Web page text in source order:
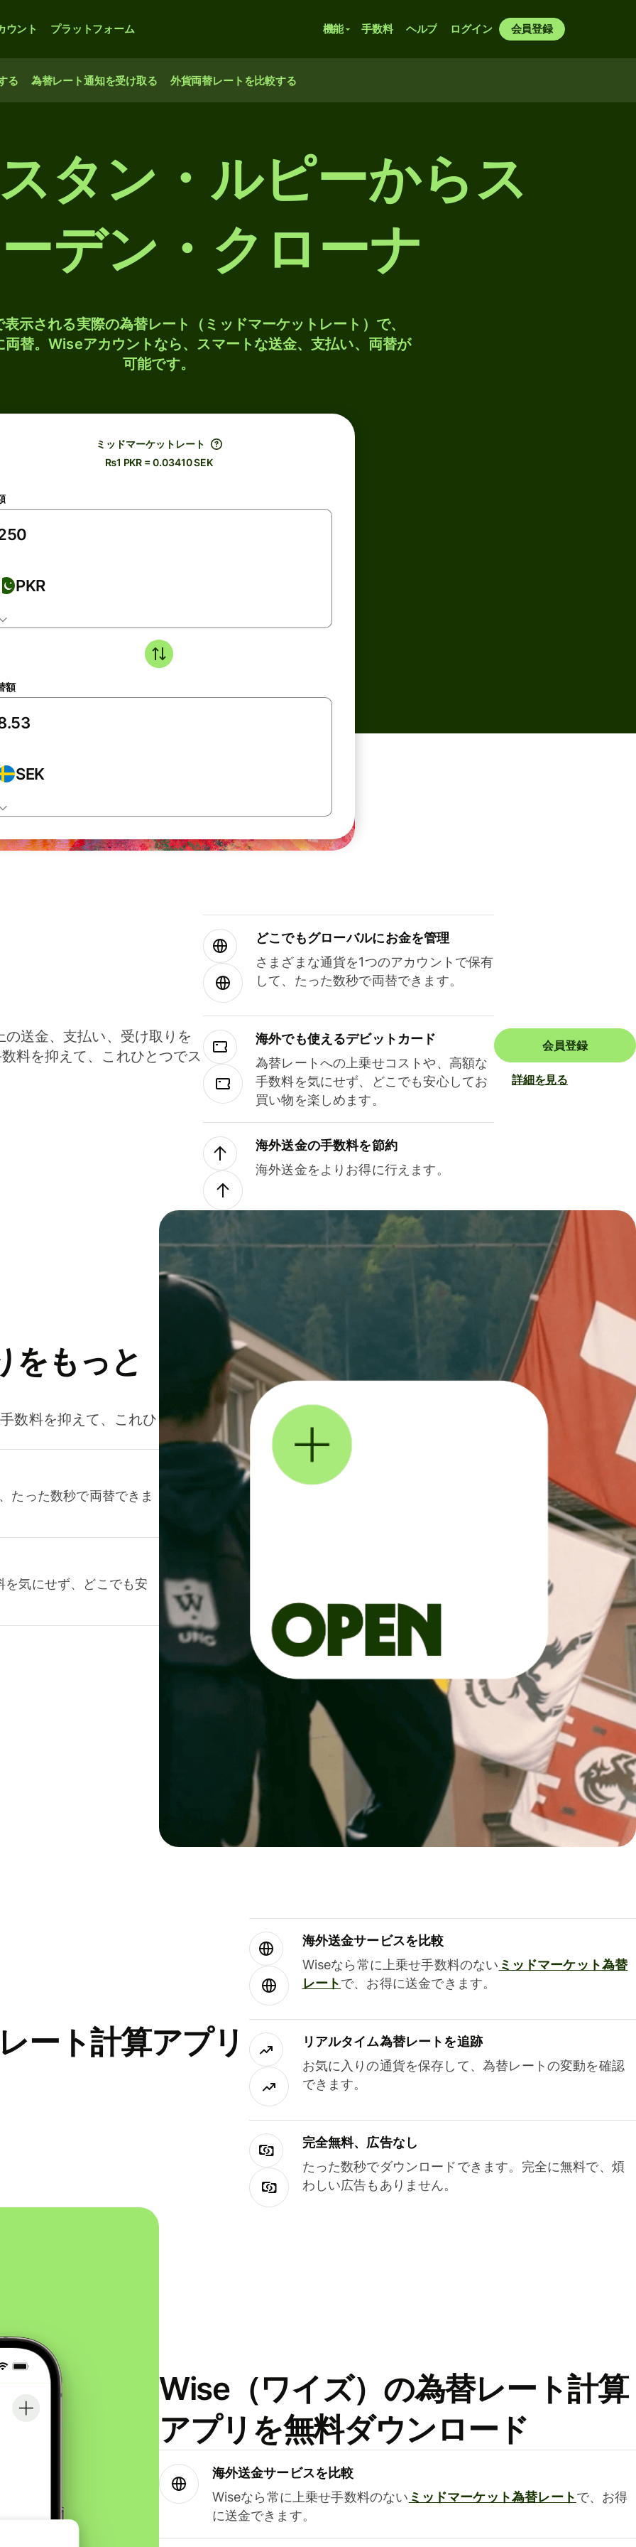
ウント プラットフォーム 機能 手数料 ヘルプ ログイン 会員登録
る 為替レート通知を受け取る 外貨両替レートを比較する
タン・ルピーからス
デン・クローナ
示される実際の為替レート（ミッドマーケットレート）で、
両替。Wiseアカウントなら、スマートな送金、支払い、両替が
可能です。
ミッドマーケットレート
₨1 PKR = 0.03410 SEK
PKR
額
SEK
送金、支払い、受け取りを
料を抑えて、これひとつでス
どこでもグ⁠ロ⁠ー⁠バ⁠ルにお金を管理
さまざまな通貨を1つのアカウントで保有
して、たった数秒で両替できます。
海外でも使えるデビットカード
為替レートへの上乗せコストや、高額な
手数料を気にせず、どこでも安心してお
買い物を楽しめます。
海外送金の手数料を節約
海外送金をよりお得に行えます。
会員登録
詳細を見る
をもっと
数料を抑えて、これひ
たった数秒で両替できま
気にせず、どこでも安
ート計算アプリ
海外送金サービスを比較
Wiseなら常に上乗せ手数料のない ミッドマーケット為替
レートで、お得に送金できます。
リアルタイム為替レートを追跡
お気に入りの通貨を保存して、為替レートの変動を確認
できます。
完全無料、広告なし
たった数秒でダウンロードできます。完全に無料で、煩
わしい広告もありません。
Wise（ワイズ）の為替レート計算
アプリを無料ダウンロード
海外送金サービスを比較
Wiseなら常に上乗せ手数料のない ミッドマーケット為替レートで、お得
に送金できます。